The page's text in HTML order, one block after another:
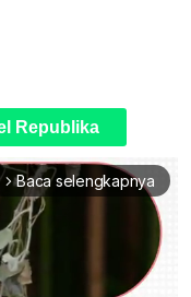
Republika
arrow_forward_ios Baca selengkapnya